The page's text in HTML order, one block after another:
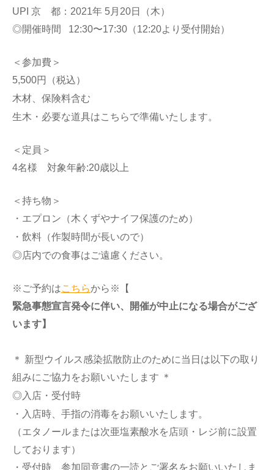
UPI 京 都：2021年 5月20日（木）
◎開催時間 12:30〜17:30（12:20より受付開始）
＜参加費＞
5,500円（税込）
木材、保険料含む
生木・必要な道具はこちらで準備いたします。
＜定員＞
4名様 対象年齢:20歳以上
＜持ち物＞
・エプロン（木くずやナイフ保護のため）
・飲料（作製時間が長いので）
◎店内での食事はご遠慮ください。
※ご予約はこちらから※
【
緊急事態宣言発令に伴い、開催が中止になる場合がござ
います】
＊ 新型ウイルス感染拡散防止のために当日は以下の取り
組みにご協力をお願いいたします ＊
◎入店・受付時
・入店時、手指の消毒をお願いいたします。
（エタノールまたは次亜塩素酸水を店頭・レジ前に設置
しております）
・受付時、参加同意書の一読とご署名をお願いいたしま